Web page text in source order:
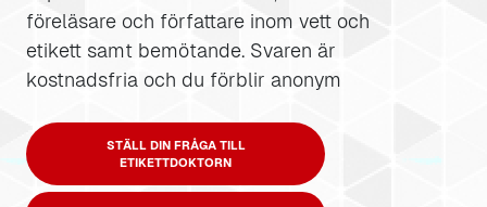
föreläsare och författare inom vett och
etikett samt bemötande. Svaren är
kostnadsfria och du förblir anonym
STÄLL DIN FRÅGA TILL
ETIKETTDOKTORN